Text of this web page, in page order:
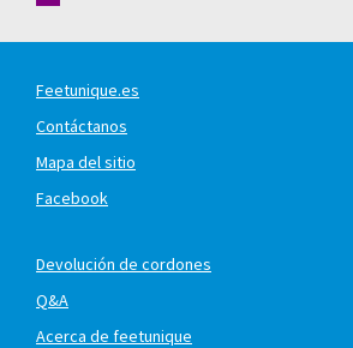
Feetunique.es
Contáctanos
Mapa del sitio
Facebook
Devolución de cordones
Q&A
Acerca de feetunique